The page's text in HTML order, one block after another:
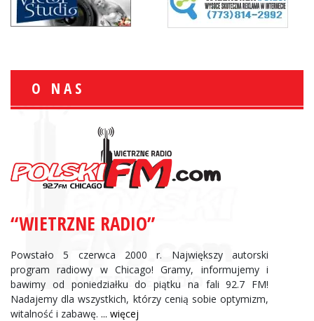
O NAS
“WIETRZNE RADIO”
Powstało 5 czerwca 2000 r. Największy autorski
program radiowy w Chicago! Gramy, informujemy i
bawimy od poniedziałku do piątku na fali 92.7 FM!
Nadajemy dla wszystkich, którzy cenią sobie optymizm,
witalność i zabawę. ... więcej